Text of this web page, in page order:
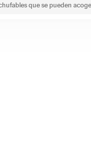
que se pueden